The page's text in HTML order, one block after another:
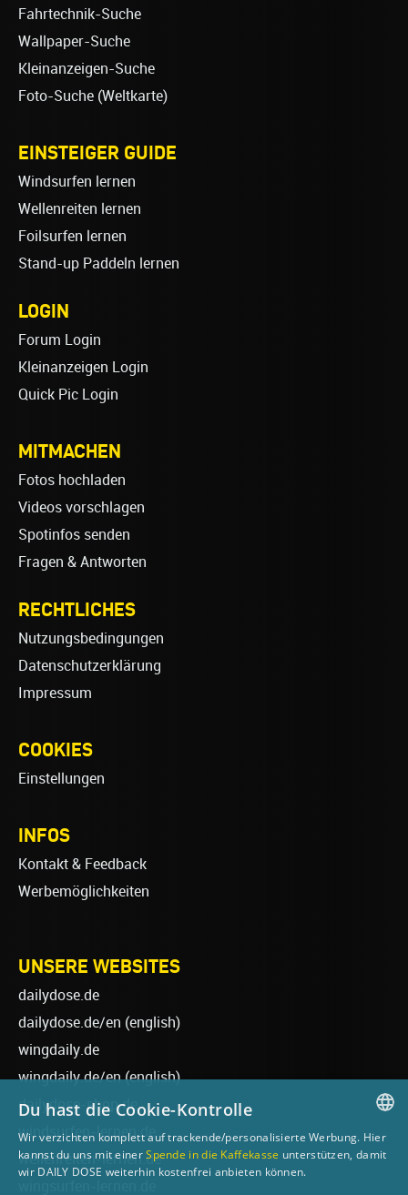
Fahrtechnik-Suche
Wallpaper-Suche
Kleinanzeigen-Suche
Foto-Suche (Weltkarte)
EINSTEIGER GUIDE
Windsurfen lernen
Wellenreiten lernen
Foilsurfen lernen
Stand-up Paddeln lernen
LOGIN
Forum Login
Kleinanzeigen Login
Quick Pic Login
MITMACHEN
Fotos hochladen
Videos vorschlagen
Spotinfos senden
Fragen & Antworten
RECHTLICHES
Nutzungsbedingungen
Datenschutzerklärung
Impressum
COOKIES
Einstellungen
INFOS
Kontakt & Feedback
Werbemöglichkeiten
UNSERE WEBSITES
dailydose.de
dailydose.de/en (english)
wingdaily.de
wingdaily.de/en(english)
dailydose-shop.de
windsurfen-lernen.de
wellenreiten-lernen.de
GERMAN
Du hast die Cookie-Kontrolle
Wir verzichten komplett auf trackende/personalisierte Werbung. Hier
kannst du uns mit einerSpende in die Kaffekasse unterstützen, damit
wir DAILY DOSE weiterhin kostenfrei anbieten können.